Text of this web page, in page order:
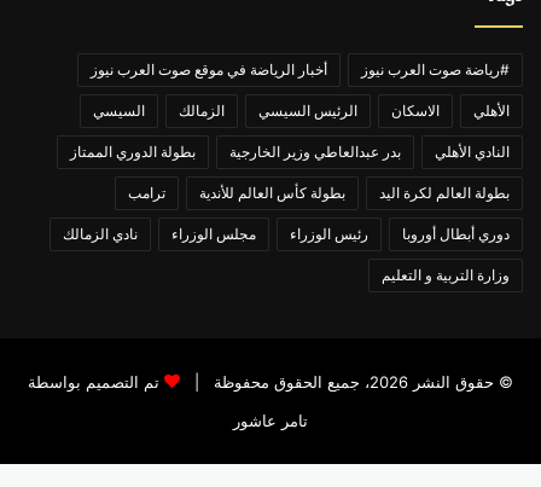
#رياضة صوت العرب نيوز أخبار الرياضة في موقع صوت العرب نيوز
الأهلي الاسكان الرئيس السيسي الزمالك السيسي
النادي الأهلي بدر عبدالعاطي وزير الخارجية بطولة الدوري الممتاز
بطولة العالم لكرة اليد بطولة كأس العالم للأندية ترامب
دوري أبطال أوروبا رئيس الوزراء مجلس الوزراء نادي الزمالك
وزارة التربية و التعليم
© حقوق النشر 2026، جميع الحقوق محفوظة |
تم التصميم بواسطة
تامر عاشور